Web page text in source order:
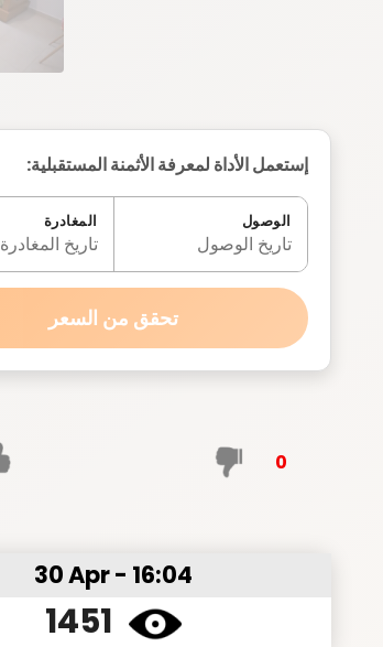
إستعمل الأداة لمعرفة الأثمنة المستقبلية:
الوصول
تاريخ الوصول
المغادرة
تاريخ المغادرة
تحقق من السعر
0
30 Apr - 16:04
1451